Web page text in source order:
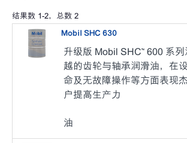
结果数 1-2，总数 2
Mobil SHC 630
升级版 Mobil SHC™ 600 系
越的齿轮与轴承润滑油，在
命及无故障操作等方面表现
户提高生产力
油